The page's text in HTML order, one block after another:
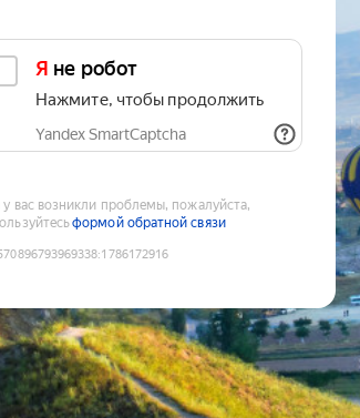
Я не робот
Нажмите, чтобы продолжить
Yandex SmartCaptcha
у вас возникли проблемы, пожалуйста,
формой обратной связи
:1786172916